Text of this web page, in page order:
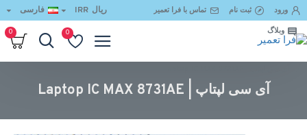
ورود ثبت نام تماس با فرا تعمیر
وبلاگ
ریال IRR فارسی
0
0
آی سی لپتاپ | Laptop IC MAX 8731AE